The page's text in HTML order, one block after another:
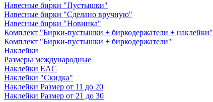
Навесные бирки "Пустышки"
Навесные бирки "Сделано вручную"
Навесные бирки "Новинка"
Комплект "Бирки-пустышки + биркодержатели + наклейки"
Комплект "Бирки-пустышки + биркодержатели"
Наклейки
Размеры международные
Наклейки EAC
Наклейки "Скидка"
Наклейки Размер от 11 до 20
Наклейки Размер от 21 до 30